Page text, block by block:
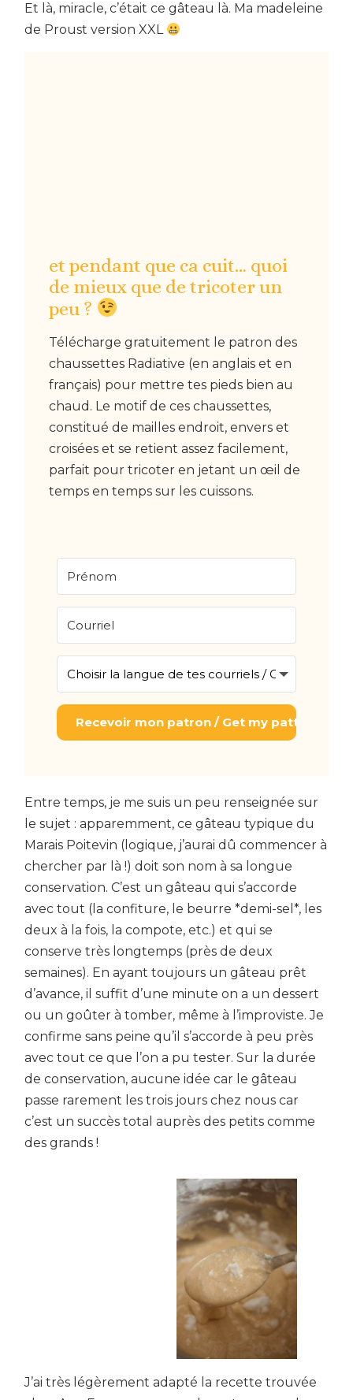
Et là, miracle, c’était ce gâteau là. Ma madeleine
de Proust version XXL
et pendant que ca cuit… quoi
de mieux que de tricoter un
peu ?
Télécharge gratuitement le patron des
chaussettes Radiative (en anglais et en
français) pour mettre tes pieds bien au
chaud. Le motif de ces chaussettes,
constitué de mailles endroit, envers et
croisées et se retient assez facilement,
parfait pour tricoter en jetant un œil de
temps en temps sur les cuissons.
Recevoir mon patron / Get my pattern
Entre temps, je me suis un peu renseignée sur
le sujet : apparemment, ce gâteau typique du
Marais Poitevin (logique, j’aurai dû commencer à
chercher par là !) doit son nom à sa longue
conservation. C’est un gâteau qui s’accorde
avec tout (la confiture, le beurre *demi-sel*, les
deux à la fois, la compote, etc.) et qui se
conserve très longtemps (près de deux
semaines). En ayant toujours un gâteau prêt
d’avance, il suffit d’une minute on a un dessert
ou un goûter à tomber, même à l’improviste. Je
confirme sans peine qu’il s’accorde à peu près
avec tout ce que l’on a pu tester. Sur la durée
de conservation, aucune idée car le gâteau
passe rarement les trois jours chez nous car
c’est un succès total auprès des petits comme
des grands !
J’ai très légèrement adapté la recette trouvée